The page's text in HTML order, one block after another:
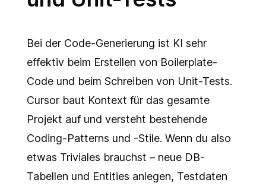
Bei der Code-Generierung ist KI sehr
effektiv beim Erstellen von Boilerplate-
Code und beim Schreiben von Unit-Tests.
Cursor baut Kontext für das gesamte
Projekt auf und versteht bestehende
Coding-Patterns und -Stile. Wenn du also
etwas Triviales brauchst – neue DB-
Tabellen und Entities anlegen, Testdaten